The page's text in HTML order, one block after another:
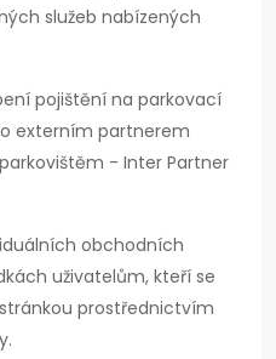
služeb nabízených
pojištění na parkovací
externím partnerem
- Inter Partner
obchodních
uživatelům, kteří se
prostřednictvím